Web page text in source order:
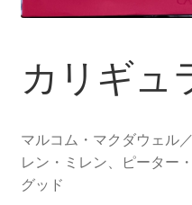
カリギュ
マルコム・マクダウェル
レン・ミレン、ピーター
グッド